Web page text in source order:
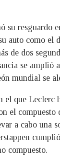
su resguardo
auto como el
de dos
se amplió
mundial se
el que Leclerc
el compuesto
a cabo una
compuesto.